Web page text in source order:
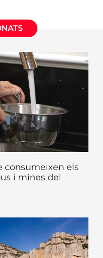
consumeixen els
i mines del